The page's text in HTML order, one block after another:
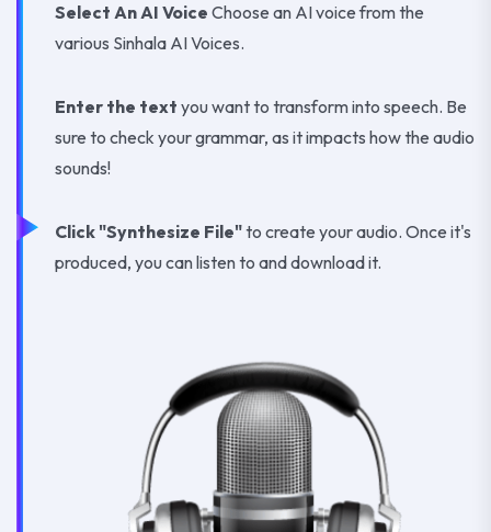
Select An AI Voice Choose an AI voice from the
various Sinhala AI Voices.
Enter the text you want to transform into speech. Be
sure to check your grammar, as it impacts how the audio
sounds!
Click "Synthesize File"to create your audio. Once it's
produced, you can listen to and download it.